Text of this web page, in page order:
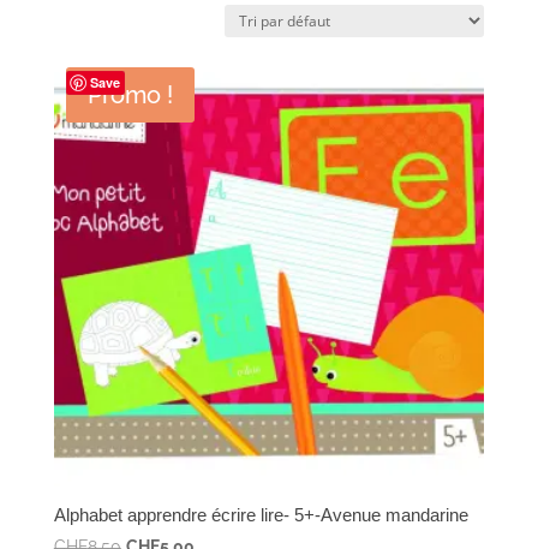
Save
Promo !
Alphabet apprendre écrire lire- 5+-Avenue mandarine
Le
Le